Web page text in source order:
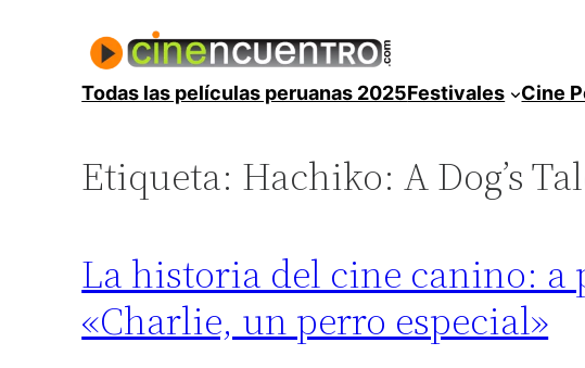
contenidoTodas las películas peruanas 2025Festivales Cine
Etiqueta: Hachiko: A Dog’s
La historia del cine canino: a
«Charlie, un perro especial»